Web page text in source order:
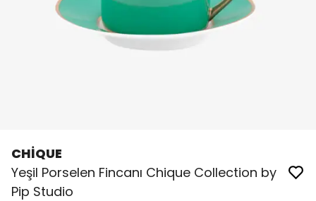
CHİQUE
Yeşil Porselen Fincanı Chique Collection by
Pip Studio